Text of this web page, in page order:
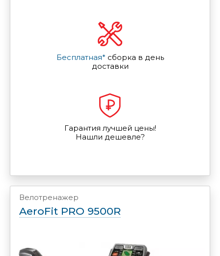
Бесплатная* сборка в день
доставки
Гарантия лучшей цены!
Нашли дешевле?
Велотренажер
AeroFit PRO 9500R